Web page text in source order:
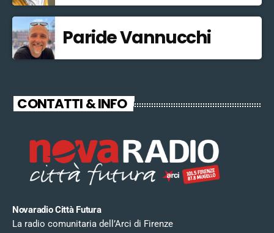
Paride Vannucchi
CONTATTI & INFO
Novaradio Città Futura
La radio comunitaria dell’Arci di Firenze